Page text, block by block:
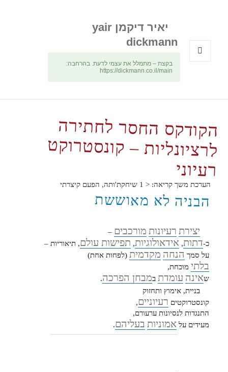
יאיר דיקמן yair
dickmann
בקצת – מתמלל את עצמי לדעת. בהרחבה:
https://dickmann.co.il/main
הקודקס החסר לחתירה
לרציונליות – קונסטרוקט
רעיוני
הערכת משך קריאה: < 1 שיחקת'ותה, הפעם קיצרתי
הבניה לא מאוששת
יצירת רעיונות מורכבים –
כ-דתות,אידאולוגיות, תפישות עולם, תיאוריות –
על סמך הנחה מקדמית (לפחות אחת)
בלתי מוכחת,
שאינה עומדת במבחן הפרכה.
בניית, אימוץ ותחזוק
קונסטרוקטים רעיוניים,
התנגדות לנסיונות ערעורם,
מעידים עלאמוניות בעליהם.